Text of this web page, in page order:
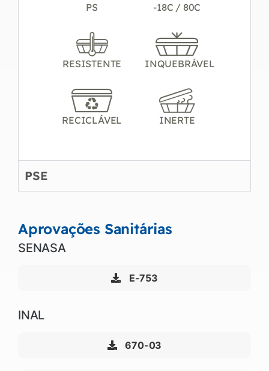
PS -18C / 80C
RESISTENTE INQUEBRÁVEL
RECICLÁVEL INERTE
PSE
Aprovações Sanitárias
SENASA
E-753
INAL
670-03